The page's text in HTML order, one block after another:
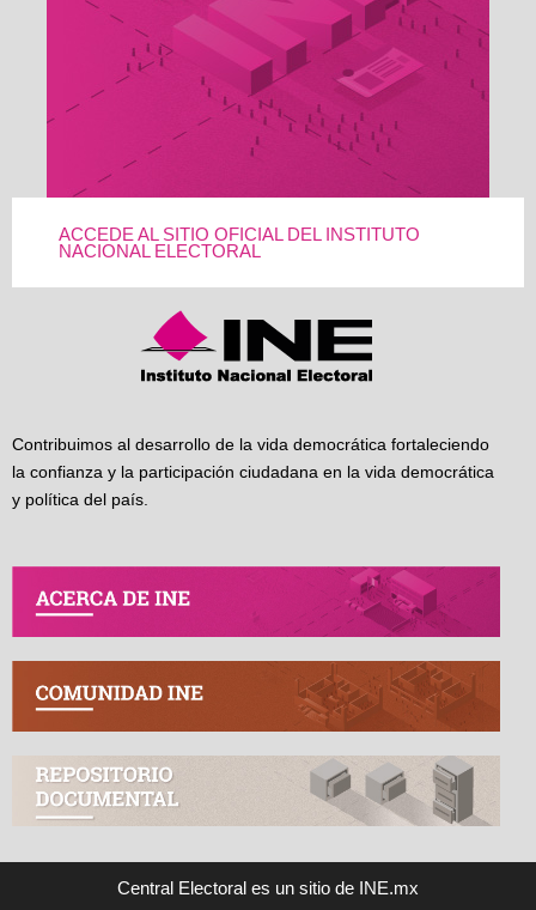
ACCEDE AL SITIO OFICIAL DEL INSTITUTO
NACIONAL ELECTORAL
Contribuimos al desarrollo de la vida democrática fortaleciendo
la confianza y la participación ciudadana en la vida democrática
y política del país.
Central Electoral es un sitio de INE.mx